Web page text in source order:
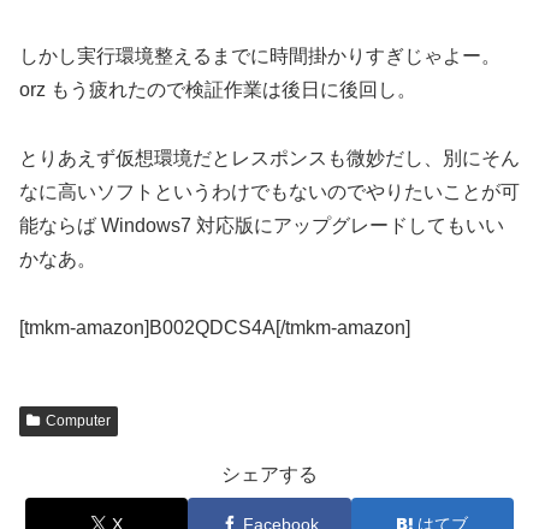
しかし実行環境整えるまでに時間掛かりすぎじゃよー。
orz もう疲れたので検証作業は後日に後回し。
とりあえず仮想環境だとレスポンスも微妙だし、別にそん
なに高いソフトというわけでもないのでやりたいことが可
能ならば Windows7 対応版にアップグレードしてもいい
かなあ。
[tmkm-amazon]B002QDCS4A[/tmkm-amazon]
Computer
シェアする
X Facebook はてブ